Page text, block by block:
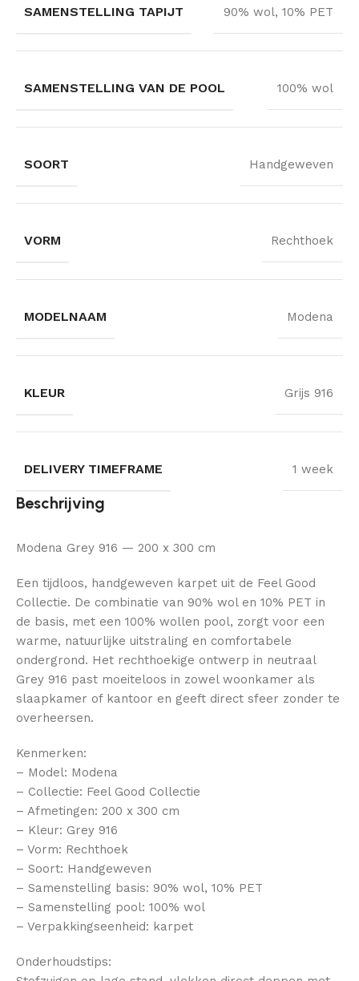
SAMENSTELLING TAPIJT 90% wol, 10% PET
SAMENSTELLING VAN DE POOL 100% wol
SOORT Handgeweven
VORM Rechthoek
MODELNAAM Modena
KLEUR Grijs 916
DELIVERY TIMEFRAME 1 week
Beschrijving
Modena Grey 916 — 200 x 300 cm
Een tijdloos, handgeweven karpet uit de Feel Good
Collectie. De combinatie van 90% wol en 10% PET in
de basis, met een 100% wollen pool, zorgt voor een
warme, natuurlijke uitstraling en comfortabele
ondergrond. Het rechthoekige ontwerp in neutraal
Grey 916 past moeiteloos in zowel woonkamer als
slaapkamer of kantoor en geeft direct sfeer zonder te
overheersen.
Kenmerken:
– Model: Modena
– Collectie: Feel Good Collectie
– Afmetingen: 200 x 300 cm
– Kleur: Grey 916
– Vorm: Rechthoek
– Soort: Handgeweven
– Samenstelling basis: 90% wol, 10% PET
– Samenstelling pool: 100% wol
– Verpakkingseenheid: karpet
Onderhoudstips: